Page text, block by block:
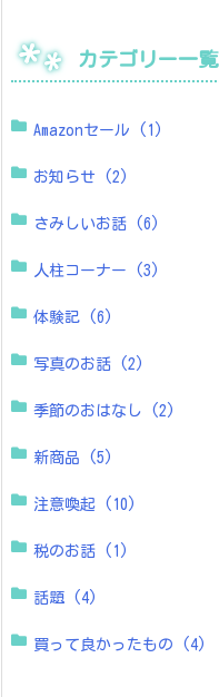
カテゴリー一覧
Amazonセール (1)
お知らせ (2)
さみしいお話 (6)
人柱コーナー (3)
体験記 (6)
写真のお話 (2)
季節のおはなし (2)
新商品 (5)
注意喚起 (10)
税のお話 (1)
話題 (4)
買って良かったもの (4)